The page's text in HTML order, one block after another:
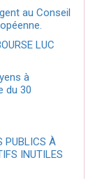
au Conseil
LUC
à
du 30
PUBLICS À
INUTILES